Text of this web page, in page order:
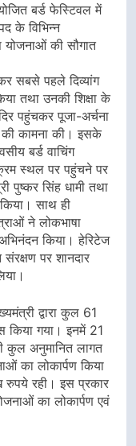
बर्ड फेस्टिवल में
के विभिन्न
की सौगात
सबसे पहले दिव्यांग
तथा उनकी शिक्षा के
पहुंचकर पूजा-अर्चना
कामना की। इसके
बर्ड वाचिंग
स्थल पर पहुंचने पर
पुष्कर सिंह धामी तथा
साथ ही
ने लोकभाषा
किया। हेरिटेज
पर शानदार
द्वारा कुल 61
किया गया। इनमें 21
कुल अनुमानित लागत
का लोकार्पण किया
रही। इस प्रकार
का लोकार्पण एवं